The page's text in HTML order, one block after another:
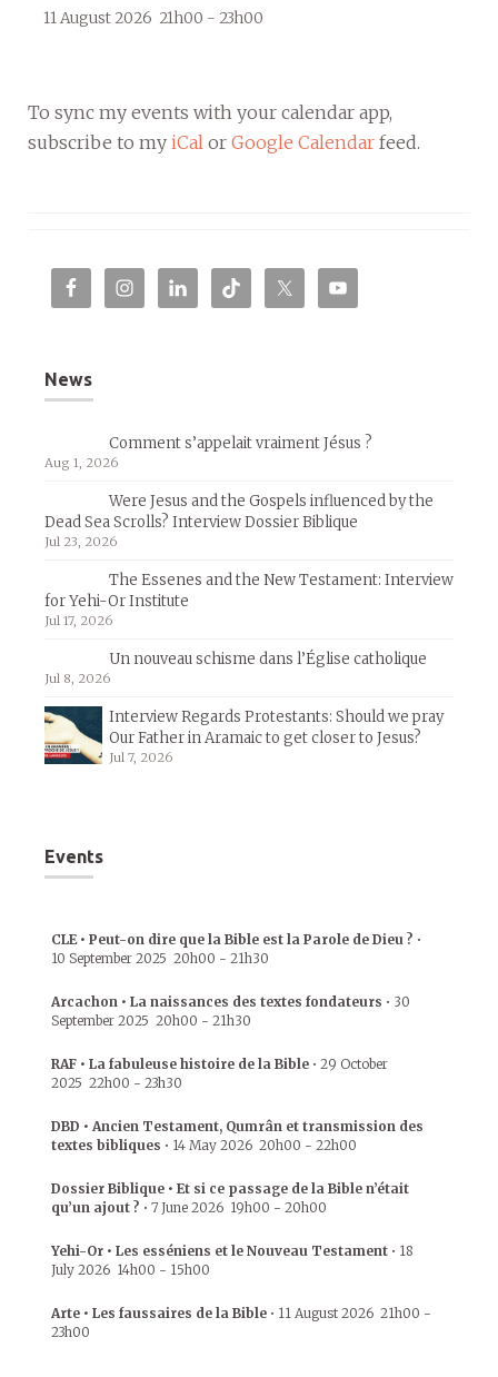
11 August 2026 21h00 - 23h00
To sync my events with your calendar app,
subscribe to my iCal or Google Calendar feed.
News
Comment s’appelait vraiment Jésus ?
Aug 1, 2026
Were Jesus and the Gospels influenced by the
Dead Sea Scrolls? Interview Dossier Biblique
Jul 23, 2026
The Essenes and the New Testament: Interview
for Yehi-Or Institute
Jul 17, 2026
Un nouveau schisme dans l’Église catholique
Jul 8, 2026
Interview Regards Protestants: Should we pray
Our Father in Aramaic to get closer to Jesus?
Jul 7, 2026
Events
CLE • Peut-on dire que la Bible est la Parole de Dieu ? •
10 September 2025 20h00 - 21h30
Arcachon • La naissances des textes fondateurs • 30
September 2025 20h00 - 21h30
RAF • La fabuleuse histoire de la Bible • 29 October
2025 22h00 - 23h30
DBD • Ancien Testament, Qumrân et transmission des
textes bibliques • 14 May 2026 20h00 - 22h00
Dossier Biblique • Et si ce passage de la Bible n’était
qu’un ajout ? • 7 June 2026 19h00 - 20h00
Yehi-Or • Les esséniens et le Nouveau Testament • 18
July 2026 14h00 - 15h00
Arte • Les faussaires de la Bible • 11 August 2026 21h00 -
23h00